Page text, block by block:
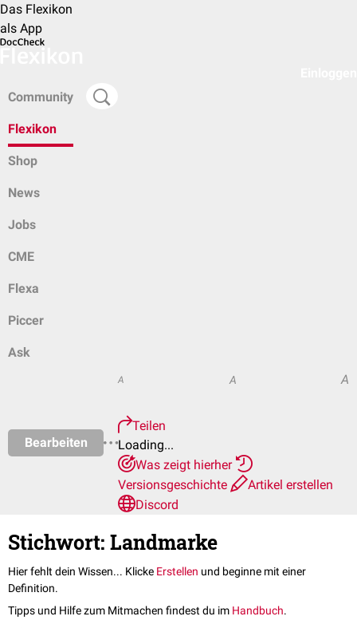
Das Flexikon
als App
Community
Flexikon
Shop
News
Jobs
CME
Flexa
Piccer
Ask
Bearbeiten
A A A
Teilen
Loading...
Was zeigt hierher
Versionsgeschichte
Artikel erstellen
Discord
Stichwort: Landmarke
Hier fehlt dein Wissen... Klicke Erstellen und beginne mit einer
Definition.
Tipps und Hilfe zum Mitmachen findest du im Handbuch.